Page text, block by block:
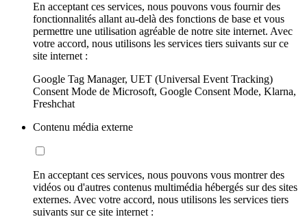
En acceptant ces services, nous pouvons vous fournir des
fonctionnalités allant au-delà des fonctions de base et vous
permettre une utilisation agréable de notre site internet. Avec
votre accord, nous utilisons les services tiers suivants sur ce
site internet :
Google Tag Manager, UET (Universal Event Tracking)
Consent Mode de Microsoft, Google Consent Mode, Klarna,
Freshchat
Contenu média externe
En acceptant ces services, nous pouvons vous montrer des
vidéos ou d'autres contenus multimédia hébergés sur des sites
externes. Avec votre accord, nous utilisons les services tiers
suivants sur ce site internet :